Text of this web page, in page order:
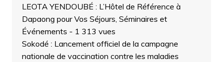
LEOTA YENDOUBÉ : L’Hôtel de Référence à
Dapaong pour Vos Séjours, Séminaires et
Événements - 1 313 vues
Sokodé : Lancement officiel de la campagne
nationale de vaccination contre les maladies